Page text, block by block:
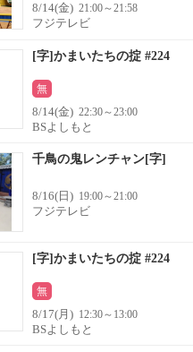
8/14(金) 21:00～21:58
フジテレビ
[字]かまいたちの掟 #224
無
8/14(金) 22:30～23:00
BSよしもと
千鳥の鬼レンチャン[字]
8/16(日) 19:00～21:00
フジテレビ
[字]かまいたちの掟 #224
無
8/17(月) 12:30～13:00
BSよしもと